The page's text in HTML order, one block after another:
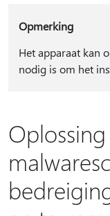
Opmerking
Het apparaat kan
nodig is om het